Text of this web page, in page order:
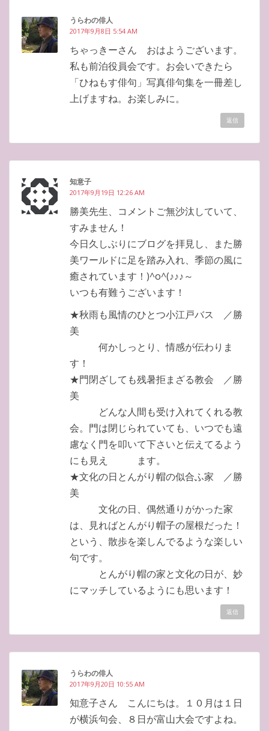
うらわの俳人
2017年9月8日 5:54 AM
ちゃっきーさん おはようございます。
私も前泊役員会です。お会いできたら
「ひねもす俳句」写真俳句集を一冊差し
上げますね。お楽しみに。
返信
知意子
2017年9月19日 12:26 AM
勝美先生、コメントご無沙汰していて、
すみません！
今日久しぶりにブログを拝見し、また勝
美ワールドに足を踏み入れ、季節の風に
癒されています！)^o^(♪♪♪～
いつも有難うございます！
★秋雨も風情のひとつ小江戸バス ／勝
美
何かしっとり、情感が伝わりま
す！
★門閉ざしても残暑拒まざる教会 ／勝
美
どんな人間も受け入れてくれる教
会。門は閉じられていても、いつでも遠
慮なく門を叩いて下さいと伝えてるよう
にも見え ます。
★文化の日とんがり帽の似合ふ家 ／勝
美
文化の日、偶然通りがかった家
は、見ればとんがり帽子の屋根だった！
という、散歩を楽しんでるような楽しい
句です。
とんがり帽の家と文化の日が、妙
にマッチしているようにも思います！
返信
うらわの俳人
2017年9月20日 10:55 AM
知意子さん こんにちは。１０月は１日
が横浜句会、８日が富山大会ですよね。